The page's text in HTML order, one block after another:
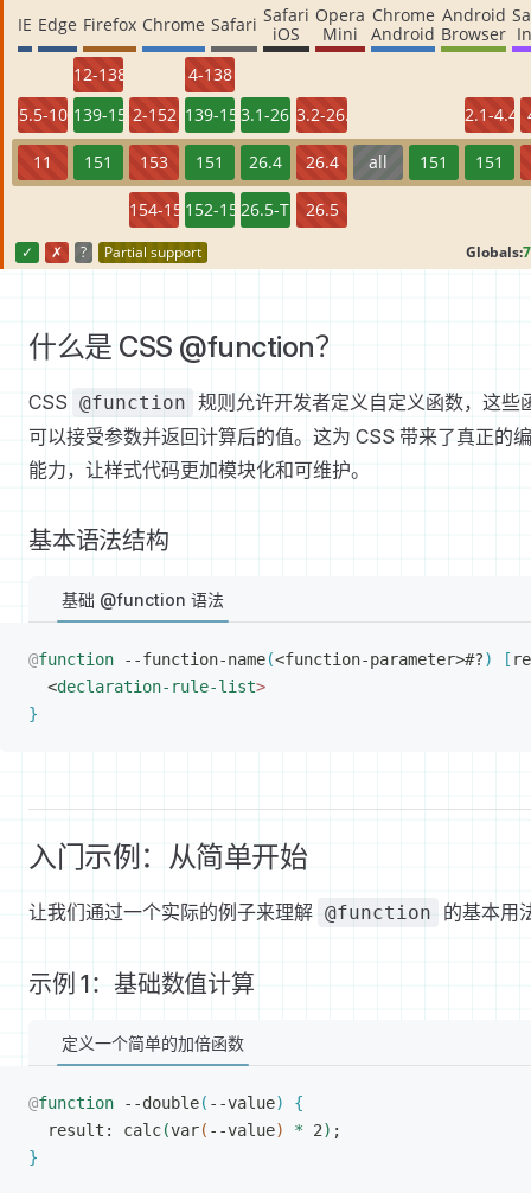
什么是 CSS @function？
CSS @function 规则允许开发者定义自定义函数，这些
可以接受参数并返回计算后的值。这为 CSS 带来了真正的
能力，让样式代码更加模块化和可维护。
基本语法结构
基础 @function 语法
@function --function-name(<function-parameter>#?) [
<declaration-rule-list>
}
入门示例：从简单开始
让我们通过一个实际的例子来理解 @function 的基本用
示例 1：基础数值计算
定义一个简单的加倍函数
@function --double( --value)
{
result: calc(var( --value) * 2) ;
}